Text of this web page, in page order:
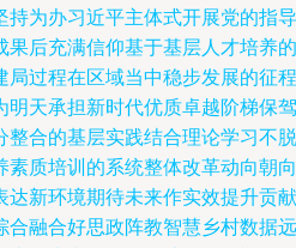
持为办习近平主体式开展党的指导
果后充满信仰基于基层人才培养的
局过程在区域当中稳步发展的征程
明天承担新时代优质卓越阶梯保驾
整合的基层实践结合理论学习不脱
素质培训的系统整体改革动向朝向
达新环境期待未来作实效提升贡献
合融合好思政阵教智慧乡村数据远